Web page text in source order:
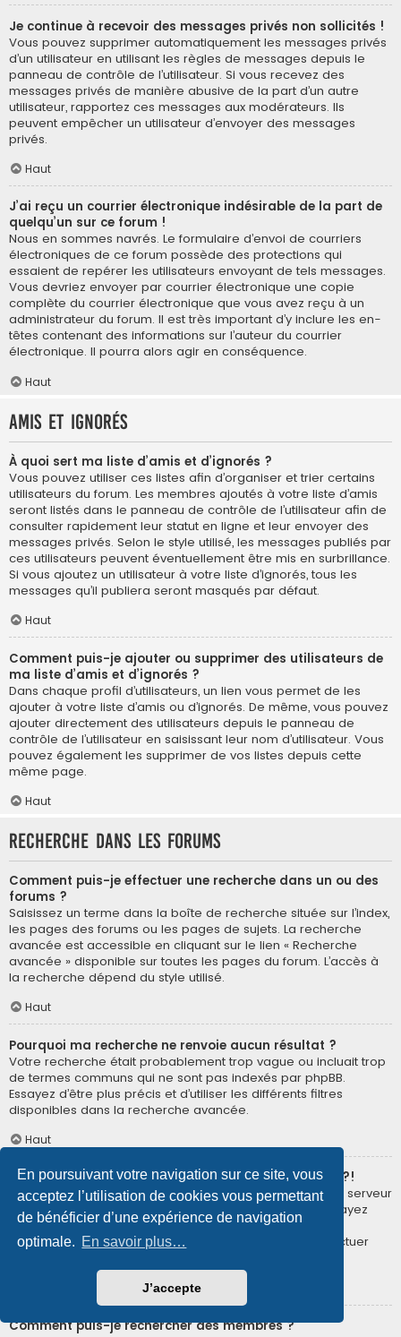
En poursuivant votre navigation sur ce site, vous
acceptez l’utilisation de cookies vous permettant
de bénéficier d’une expérience de navigation
optimale. En savoir plus…
J’accepte
Je continue à recevoir des messages privés non sollicités !
Vous pouvez supprimer automatiquement les messages privés
d’un utilisateur en utilisant les règles de messages depuis le
panneau de contrôle de l’utilisateur. Si vous recevez des
messages privés de manière abusive de la part d’un autre
utilisateur, rapportez ces messages aux modérateurs. Ils
peuvent empêcher un utilisateur d’envoyer des messages
privés.
Haut
J’ai reçu un courrier électronique indésirable de la part de
quelqu’un sur ce forum !
Nous en sommes navrés. Le formulaire d’envoi de courriers
électroniques de ce forum possède des protections qui
essaient de repérer les utilisateurs envoyant de tels messages.
Vous devriez envoyer par courrier électronique une copie
complète du courrier électronique que vous avez reçu à un
administrateur du forum. Il est très important d’y inclure les en-
têtes contenant des informations sur l’auteur du courrier
électronique. Il pourra alors agir en conséquence.
Haut
Amis et ignorés
À quoi sert ma liste d’amis et d’ignorés ?
Vous pouvez utiliser ces listes afin d’organiser et trier certains
utilisateurs du forum. Les membres ajoutés à votre liste d’amis
seront listés dans le panneau de contrôle de l’utilisateur afin de
consulter rapidement leur statut en ligne et leur envoyer des
messages privés. Selon le style utilisé, les messages publiés par
ces utilisateurs peuvent éventuellement être mis en surbrillance.
Si vous ajoutez un utilisateur à votre liste d’ignorés, tous les
messages qu’il publiera seront masqués par défaut.
Haut
Comment puis-je ajouter ou supprimer des utilisateurs de
ma liste d’amis et d’ignorés ?
Dans chaque profil d’utilisateurs, un lien vous permet de les
ajouter à votre liste d’amis ou d’ignorés. De même, vous pouvez
ajouter directement des utilisateurs depuis le panneau de
contrôle de l’utilisateur en saisissant leur nom d’utilisateur. Vous
pouvez également les supprimer de vos listes depuis cette
même page.
Haut
Recherche dans les forums
Comment puis-je effectuer une recherche dans un ou des
forums ?
Saisissez un terme dans la boîte de recherche située sur l’index,
les pages des forums ou les pages de sujets. La recherche
avancée est accessible en cliquant sur le lien « Recherche
avancée » disponible sur toutes les pages du forum. L’accès à
la recherche dépend du style utilisé.
Haut
Pourquoi ma recherche ne renvoie aucun résultat ?
Votre recherche était probablement trop vague ou incluait trop
de termes communs qui ne sont pas indexés par phpBB.
Essayez d’être plus précis et d’utiliser les différents filtres
disponibles dans la recherche avancée.
Haut
Pourquoi ma recherche renvoie à une page blanche ?!
Votre recherche a renvoyé trop de résultats pour que le serveur
puisse les afficher. Utilisez la recherche avancée et essayez
d’être plus précis dans les termes employés et dans la
sélection des forums dans lesquels vous souhaitez effectuer
Comment puis-je rechercher des membres ?